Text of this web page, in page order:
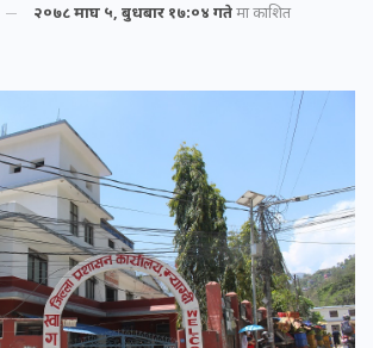
२०७८ माघ ५, बुधबार १७:०४ गतेमा प्रकाशित